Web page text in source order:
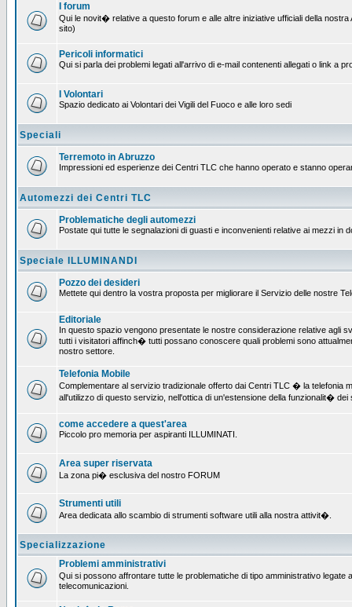
I forum
Qui le novit� relative a questo forum e alle altre iniziative ufficiali della
sito)
Pericoli informatici
Qui si parla dei problemi legati all'arrivo di e-mail contenenti allegati o link a
I Volontari
Spazio dedicato ai Volontari dei Vigili del Fuoco e alle loro sedi
Speciali
Terremoto in Abruzzo
Impressioni ed esperienze dei Centri TLC che hanno operato e stanno
Automezzi dei Centri TLC
Problematiche degli automezzi
Postate qui tutte le segnalazioni di guasti e inconvenienti relative ai mezzi in
Speciale ILLUMINANDI
Pozzo dei desideri
Mettete qui dentro la vostra proposta per migliorare il Servizio delle nostre
Editoriale
In questo spazio vengono presentate le nostre considerazione relative agli
tutti i visitatori affinch� tutti possano conoscere quali problemi sono
nostro settore.
Telefonia Mobile
Complementare al servizio tradizionale offerto dai Centri TLC � la telefonia
all'utilizzo di questo servizio, nell'ottica di un'estensione della funzionalit�
come accedere a quest'area
Piccolo pro memoria per aspiranti ILLUMINATI.
Area super riservata
La zona pi� esclusiva del nostro FORUM
Strumenti utili
Area dedicata allo scambio di strumenti software utili alla nostra attivit�.
Specializzazione
Problemi amministrativi
Qui si possono affrontare tutte le problematiche di tipo amministrativo
telecomunicazioni.